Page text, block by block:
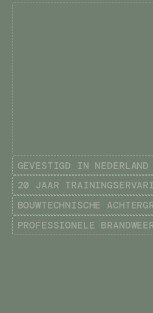
GEVESTIGD IN NEDERLAND
20 JAAR
BOUWTECHNISCHE
PROFESSIONELE